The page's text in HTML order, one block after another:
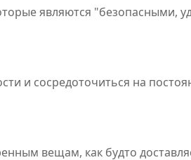
являются "безопасными,
и сосредоточиться на
вещам, как будто